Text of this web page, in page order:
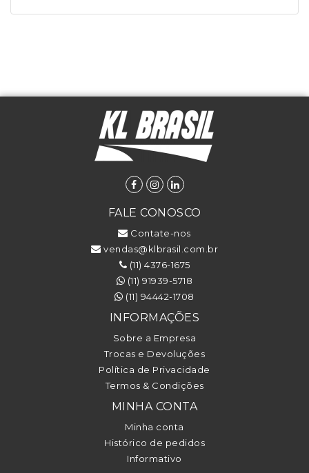
FALE CONOSCO
Contate-nos
vendas@klbrasil.com.br
(11) 4376-1675
(11) 91939-5718
(11) 94442-1708
INFORMAÇÕES
Sobre a Empresa
Trocas e Devoluções
Política de Privacidade
Termos & Condições
MINHA CONTA
Minha conta
Histórico de pedidos
Informativo